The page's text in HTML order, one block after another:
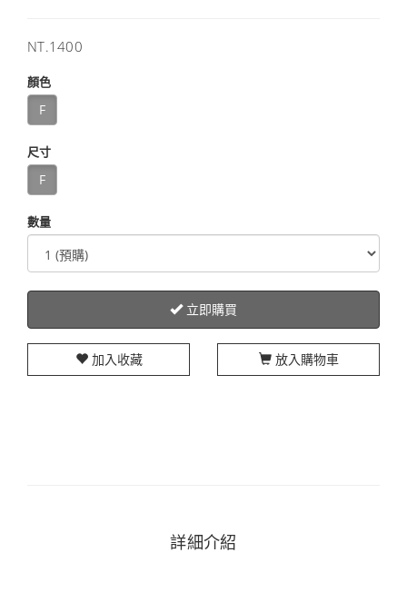
售
NT.1400
顏色
F
尺寸
F
數量
立即購買
加入收藏 放入購物車
詳細介紹